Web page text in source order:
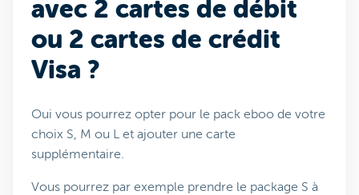
avec 2 cartes de débit
ou 2 cartes de crédit
Visa ?
Oui vous pourrez opter pour le pack eboo de votre
choix S, M ou L et ajouter une carte
supplémentaire.
Vous pourrez par exemple prendre le package S à